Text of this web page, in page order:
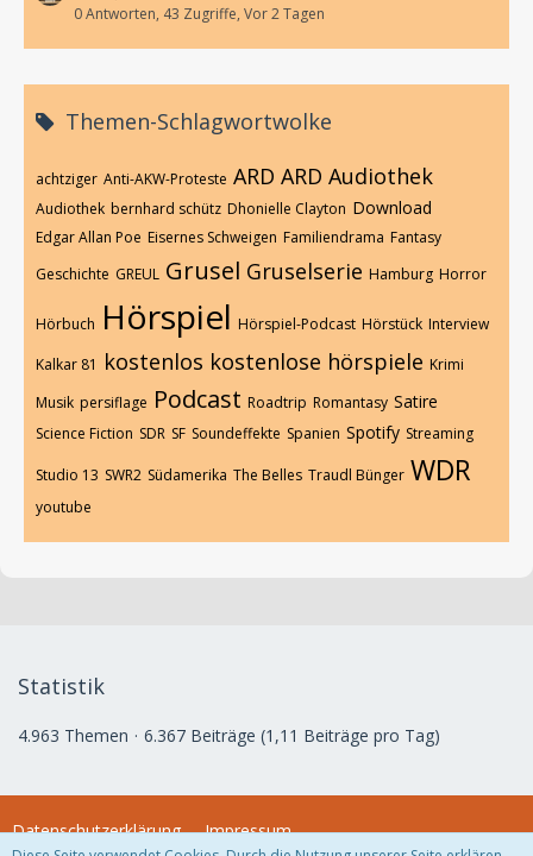
0 Antworten, 43 Zugriffe, Vor 2 Tagen
Themen-Schlagwortwolke
achtziger Anti-AKW-Proteste ARD ARD Audiothek
Audiothek bernhard schütz Dhonielle Clayton Download
Edgar Allan Poe Eisernes Schweigen Familiendrama Fantasy
Geschichte GREUL Grusel Gruselserie Hamburg Horror
Hörbuch Hörspiel Hörspiel-Podcast Hörstück Interview
Kalkar 81 kostenlos kostenlose hörspiele Krimi
Musik persiflage Podcast Roadtrip Romantasy Satire
Science Fiction SDR SF Soundeffekte Spanien Spotify Streaming
Studio 13 SWR2 Südamerika The Belles Traudl Bünger WDR
youtube
Statistik
4.963 Themen 6.367 Beiträge (1,11 Beiträge pro Tag)
Datenschutzerklärung Impressum